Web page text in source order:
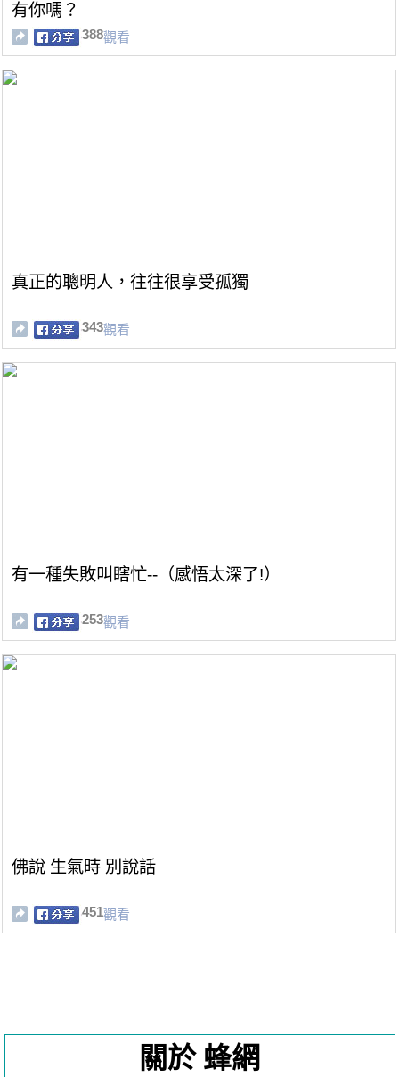
有你嗎？
388觀看
真正的聰明人，往往很享受孤獨
343觀看
有一種失敗叫瞎忙--（感悟太深了!）
253觀看
佛說 生氣時 別說話
451觀看
關於 蜂網